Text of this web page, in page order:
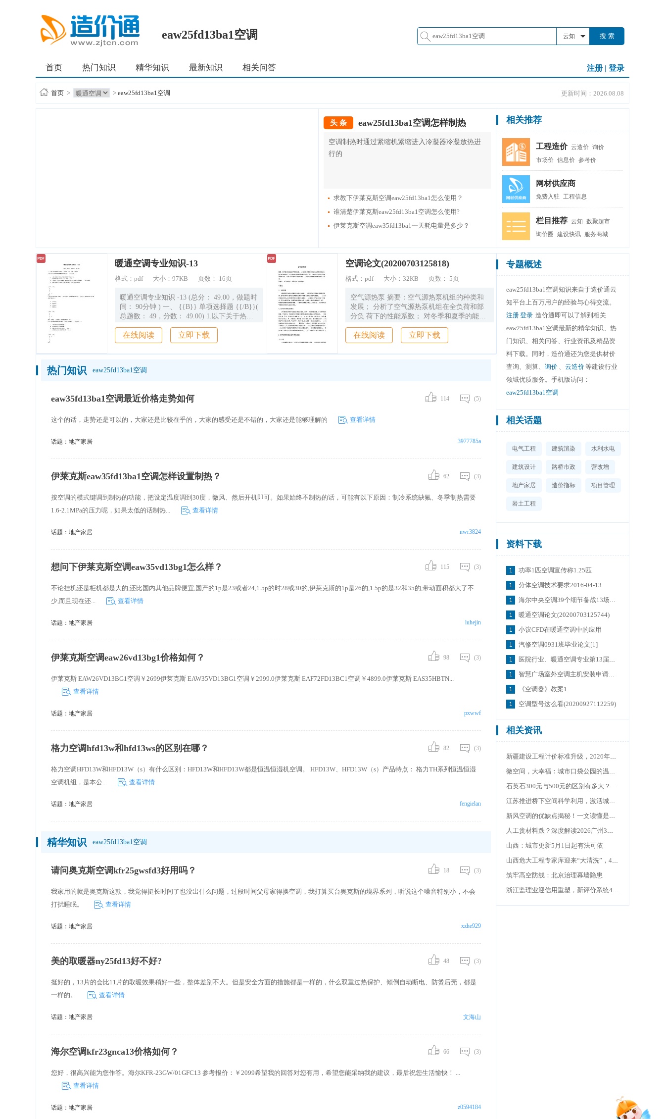
造价通
eaw25fd13ba1空调 云知 搜 索
首页 热门知识 精华知识 最新知识 相关问答 注册 | 登录
首页 > > eaw25fd13ba1空调 更新时间：2026.08.08
头 条 eaw25fd13ba1空调怎样制热
空调制热时通过紧缩机紧缩进入冷凝器冷凝放热进
行的
求教下伊莱克斯空调eaw25fd13ba1怎么使用？
谁清楚伊莱克斯eaw25fd13ba1空调怎么使用?
伊莱克斯空调eaw35fd13ba1一天耗电量是多少？
相关推荐
工程造价 云造价 询价
市场价 信息价 参考价
网材供应商
免费入驻 工程信息
栏目推荐 云知 数聚超市
询价圈
建设快讯 服务商城
暖通空调专业知识-13
格式： pdf 大小： 97KB 页数： 16页
暖通空调专业知识 -13 (总分： 49.00，做题时
间： 90分钟 ) 一、 {{B}} 单项选择题 {{/B}}(
总题数： 49，分数： 49.00) 1.以下关于热力
站内的混水装置的说法错误的是 {{U}}
{{/U}} 。 A.混水装置的扬程不应小于混水点
后用户系统的总阻力 B.采用混水泵时不应少
于 2 台，其中 1台备用 C.采用汽 -水混合式加
高出 50～100kPa D.混水装置的设计流量等于
间采用热风采暖，热媒为 30kPa的蒸汽，加热
排水量 应是下列哪一项 ? A.200kg/h
在线阅读 立即下载
空调论文(20200703125818)
格式： pdf 大小： 32KB 页数： 5页
空气源热泵 摘要：空气源热泵机组的种类和
发展； 分析了空气源热泵机组在全负荷和部
分负 荷下的性能系数； 对冬季和夏季的能耗
问题进行了讨论； 通过与水冷式冷水机组 系
统的比较，分析了空气源热泵系统的特点；
对空气源热泵机组的展望进行了探 讨。 关键
字： 空气源热泵，热泵系统，性能系数。 1
要调节装置也就相应的越来越普及。 人们对
空调的要求也从原来的夏季制冷发展到冬暖夏
在能源紧缺、强调可持续发展的今天，在某些
用锅炉供暖， 于是电动热泵技术成了人们的
常见。 1.2空气源热泵机组的特点 空气源热泵
在线阅读 立即下载
热门知识 eaw25fd13ba1空调
eaw35fd13ba1空调最近价格走势如何 (5)
114
这个的话，走势还是可以的，大家还是比较在乎的，大家的感受还是不错的，大家还是能够理解的 查看详情
话题： 地产家居 3977785a
伊莱克斯eaw35fd13ba1空调怎样设置制热？ (3)
62
按空调的模式键调到制热的功能，把设定温度调到30度，微风、然后开机即可。如果始终不制热的话，可能有以下原因：制冷系统缺氟、冬季制热需要
1.6-2.1MPa的压力呢，如果太低的话制热...
查看详情
话题： 地产家居 nwr3824
想问下伊莱克斯空调eaw35vd13bg1怎么样？ (3)
115
不论挂机还是柜机都是大的,还比国内其他品牌便宜,国产的1p是23或者24,1.5p的时28或30的,伊莱克斯的1p是26的,1.5p的是32和35的,带动面积都大了不
少,而且现在还...
查看详情
话题： 地产家居 luhejin
伊莱克斯空调eaw26vd13bg1价格如何？ (3)
98
伊莱克斯 EAW26VD13BG1空调￥2699伊莱克斯 EAW35VD13BG1空调￥2999.0伊莱克斯 EAF72FD13BC1空调￥4899.0伊莱克斯 EAS35HBTN...
查看详情
话题： 地产家居 pxwwf
格力空调hfd13w和hfd13ws的区别在哪？ (3)
82
格力空调HFD13W和HFD13W（s）有什么区别：HFD13W和HFD13W都是恒温恒湿机空调。 HFD13W、HFD13W（s）产品特点： 格力TH系列恒温恒湿
空调机组，是本公...
查看详情
话题： 地产家居 fengielan
精华知识 eaw25fd13ba1空调
请问奥克斯空调kfr25gwsfd3好用吗？ (3)
18
我家用的就是奥克斯这款，我觉得挺长时间了也没出什么问题，过段时间父母家得换空调，我打算买台奥克斯的境界系列，听说这个噪音特别小，不会
打扰睡眠。
查看详情
话题： 地产家居 xzhe929
美的取暖器ny25fd13好不好? (3)
48
挺好的，13片的会比11片的取暖效果稍好一些，整体差别不大。但是安全方面的措施都是一样的，什么双重过热保护、倾倒自动断电、防烫后壳，都是
一样的。
查看详情
话题： 地产家居 文海山
海尔空调kfr23gnca13价格如何？ (3)
66
您好，很高兴能为您作答。海尔KFR-23GW/01GFC13 参考报价：￥2099希望我的回答对您有用，希望您能采纳我的建议，最后祝您生活愉快！ ...
查看详情
话题： 地产家居 z0594184
专题概述
eaw25fd13ba1空调知识来自于造价通云
知平台上百万用户的经验与心得交流。
注册登录 造价通即可以了解到相关
eaw25fd13ba1空调最新的精华知识、热
门知识、相关问答、行业资讯及精品资
料下载。同时，造价通还为您提供材价
查询、测算、 询价 、 云造价等建设行业
领域优质服务。手机版访问：
eaw25fd13ba1空调
相关话题
电气工程 建筑渲染 水利水电
建筑设计 路桥市政 营改增
地产家居 造价指标 项目管理
岩土工程
资料下载
功率1匹空调宣传称1.25匹
分体空调技术要求2016-04-13
海尔中央空调39个细节备战13场奥运测试赛
暖通空调论文(20200703125744)
小议CFD在暖通空调中的应用
汽修空调0931班毕业论文[1]
医院行业、暖通空调专业第13届精品讲堂在青岛举办
智慧广场室外空调主机安装申请表13
《空调器》教案1
空调型号这么看(20200927112259)
相关资讯
新疆建设工程计价标准升级，2026年7月1日启新篇章
微空间，大幸福：城市口袋公园的温情密码
石英石300元与500元的区别有多大？揭秘价格背后的真相
江苏推进桥下空间科学利用，激活城市“灰色空间”
新风空调的优缺点揭秘！一文读懂是不是智商税
人工贵材料跌？深度解读2026广州3月造价信息
山西：城市更新5月1日起有法可依
山西危大工程专家库迎来“大清洗”，4月30日截止
筑牢高空防线：北京治理幕墙隐患
浙江监理业迎信用重塑，新评价系统4月1日正式上线